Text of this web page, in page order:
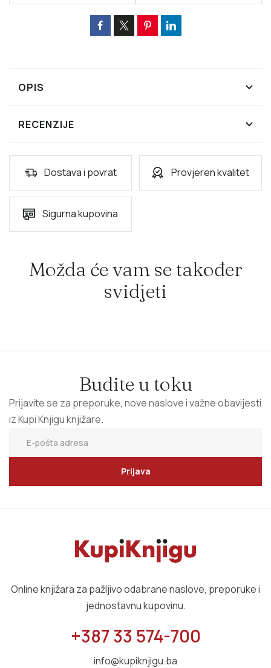
OPIS
RECENZIJE
Dostava i povrat Provjeren kvalitet
Sigurna kupovina
Možda će vam se također
svidjeti
Budite u toku
Prijavite se za preporuke, nove naslove i važne obavijesti
iz Kupi Knjigu knjižare.
Prijava
Online knjižara za pažljivo odabrane naslove, preporuke i
jednostavnu kupovinu.
+387 33 574-700
info@kupiknjigu.ba